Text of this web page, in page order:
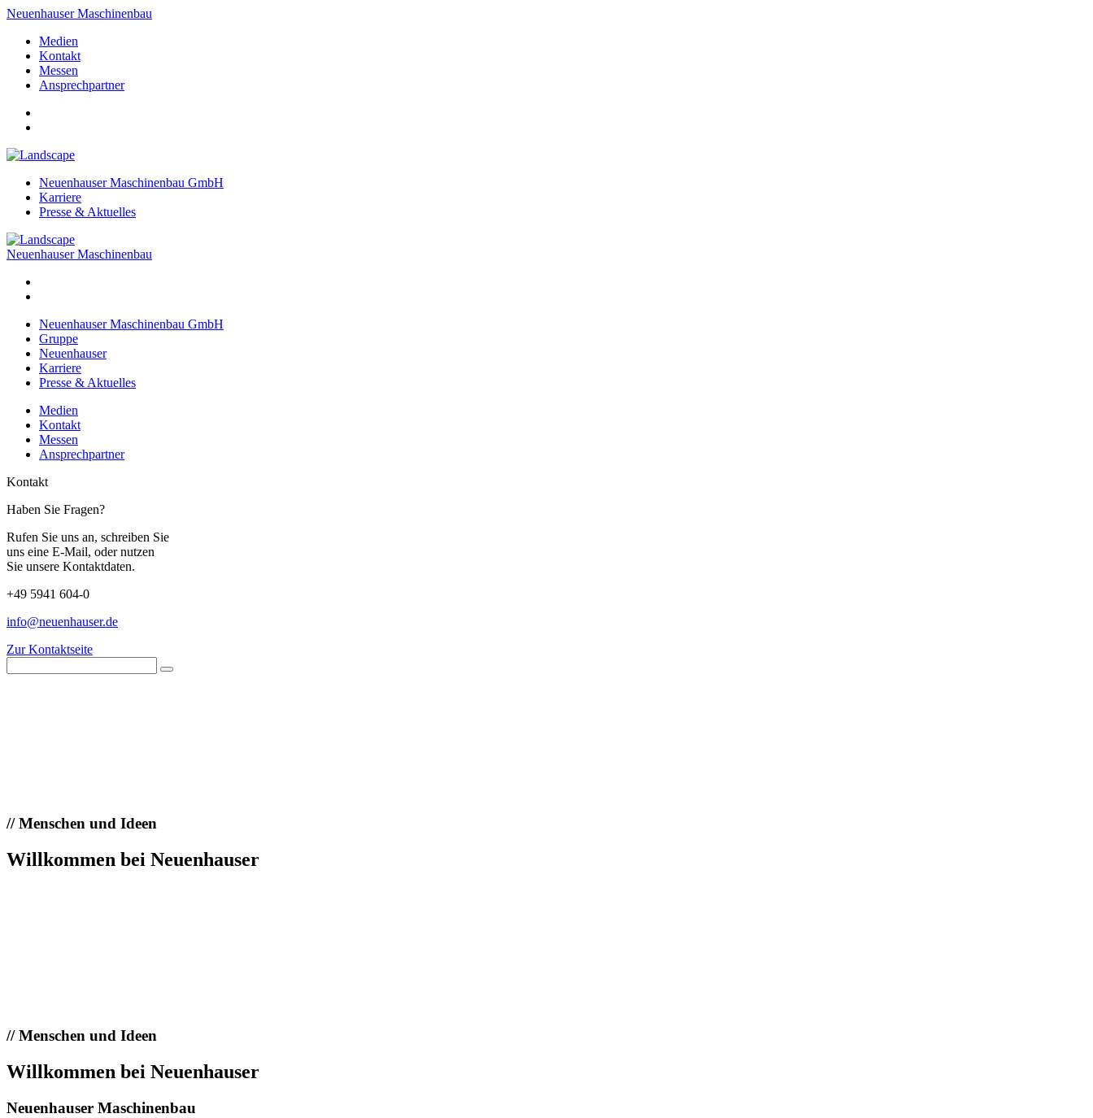
Neuenhauser Maschinenbau
Medien
Kontakt
Messen
Ansprechpartner
Neuenhauser Maschinenbau GmbH
Karriere
Presse & Aktuelles
Neuenhauser Maschinenbau
Neuenhauser Maschinenbau GmbH
Gruppe
Neuenhauser
Karriere
Presse & Aktuelles
Medien
Kontakt
Messen
Ansprechpartner
Kontakt
Haben Sie Fragen?
Rufen Sie uns an, schreiben Sie
uns eine E-Mail, oder nutzen
Sie unsere Kontaktdaten.
+49 5941 604-0
info@neuenhauser.de
Zur Kontaktseite
//Menschen und Ideen
Willkommen bei Neuenhauser
//Menschen und Ideen
Willkommen bei Neuenhauser
Neuenhauser Maschinenbau